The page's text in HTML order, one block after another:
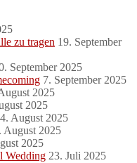
zu tragen 19. September
September 2025
7. September 2025
2025
2025
August 2025
August 2025
2025
Wedding 23. Juli 2025